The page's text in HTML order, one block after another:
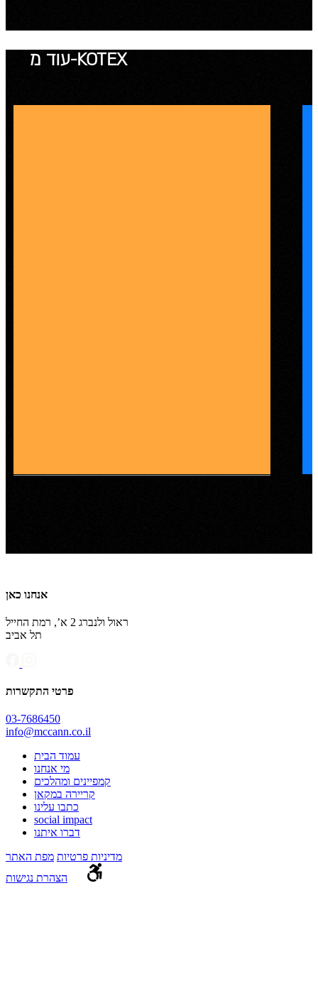
עוד מ-KOTEX
אנחנו כאן
ראול ולנברג 2 א’, רמת החייל
תל אביב
פרטי התקשרות
03-7686450
info@mccann.co.il
עמוד הבית
מי אנחנו
קמפיינים ומהלכים
קריירה במקאן
כתבו עלינו
social impact
דברו איתנו
מדיניות פרטיות מפת האתר
הצהרת נגישות